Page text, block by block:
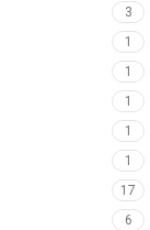
3
1
1
1
1
1
17
6